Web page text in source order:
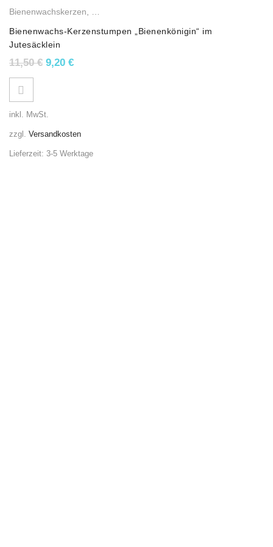
Bienenwachskerzen
Bienenwachs-Kerzenstumpen „Bienenkönigin“ im
Jutesäcklein
11,50€ Ursprünglicher Preis war: 11,50 €
9,20 €Aktueller Preis ist: 9,20 €.
inkl. MwSt.
zzgl. Versandkosten
Lieferzeit: 3-5 Werktage